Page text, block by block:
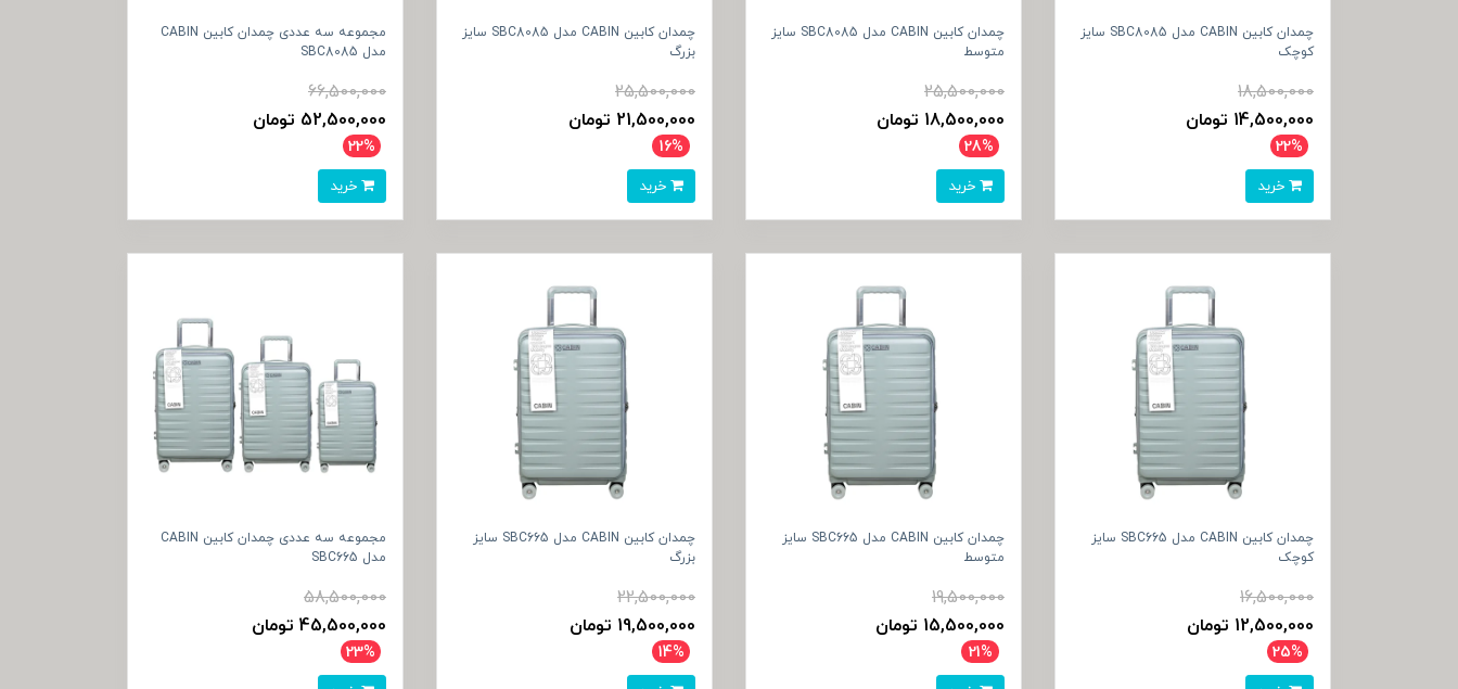
چمدان کابین CABIN مدل SBC8085 سایز
کوچک
18,500,000
14,500,000 تومان
22%
چمدان کابین CABIN مدل SBC8085 سایز
متوسط
25,500,000
18,500,000 تومان
28%
چمدان کابین CABIN مدل SBC8085 سایز
بزرگ
25,500,000
21,500,000 تومان
16%
مجموعه سه عددی چمدان کابین CABIN
مدل SBC8085
66,500,000
52,500,000 تومان
22%
چمدان کابین CABIN مدل SBC665 سایز
کوچک
16,500,000
12,500,000 تومان
25%
چمدان کابین CABIN مدل SBC665 سایز
متوسط
19,500,000
15,500,000 تومان
21%
چمدان کابین CABIN مدل SBC665 سایز
بزرگ
22,500,000
19,500,000 تومان
14%
مجموعه سه عددی چمدان کابین CABIN
مدل SBC665
58,500,000
45,500,000 تومان
23%